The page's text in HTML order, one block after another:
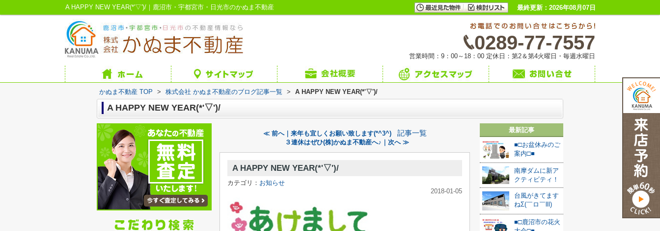
A HAPPY NEW YEAR(*'▽')/｜鹿沼市・宇都宮市・日光市のかぬま不動産 最終更新：2026年08月07日
0289-77-7557
営業時間：9：00～18：00 定休日：第2＆第4火曜日・毎週水曜日
かぬま不動産 TOP > 株式会社 かぬま不動産のブログ記事一覧 > A HAPPY NEW YEAR(*'▽')/
A HAPPY NEW YEAR(*'▽')/
≪ 前へ｜来年も宜しくお願い致します(*^3^) 記事一覧
３連休はぜひ(株)かぬま不動産へ♪｜次へ ≫
A HAPPY NEW YEAR(*'▽')/
カテゴリ： お知らせ
2018-01-05
最新記事
■□お盆休みのご
案内□■
南摩ダムに新ア
クティビティ！
台風がきてます
ねΣ(￣ロ￣lll)
■□鹿沼市の花火